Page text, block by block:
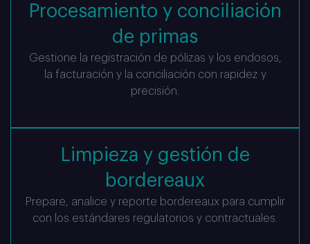
Servicios para Brokers
Soporte escalable para brokers en todas las
etapas de la prestación técnica y operativa.
Procesamiento y conciliación
de primas
Gestione la registración de pólizas y los endosos,
la facturación y la conciliación con rapidez y
precisión.
Limpieza y gestión de
bordereaux
Prepare, analice y reporte bordereaux para cumplir
con los estándares regulatorios y contractuales.